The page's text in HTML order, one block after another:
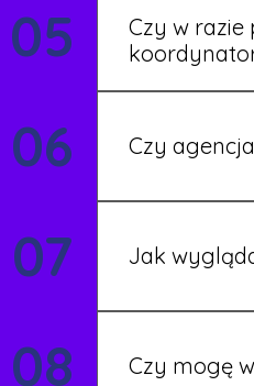
formalności są
05
Czy w
06 Czy
Tak, nasi
07 Jak
Każdy
08 Czy mogę